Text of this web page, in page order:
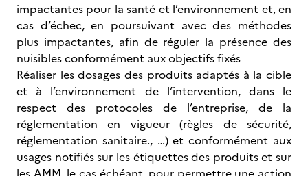
impactantes pour la santé et l’environnement et, en
cas d’échec, en poursuivant avec des méthodes
plus impactantes, afin de réguler la présence des
nuisibles conformément aux objectifs fixés
Réaliser les dosages des produits adaptés à la cible
et à l’environnement de l’intervention, dans le
respect des protocoles de l’entreprise, de la
réglementation en vigueur (règles de sécurité,
réglementation sanitaire., …) et conformément aux
usages notifiés sur les étiquettes des produits et sur